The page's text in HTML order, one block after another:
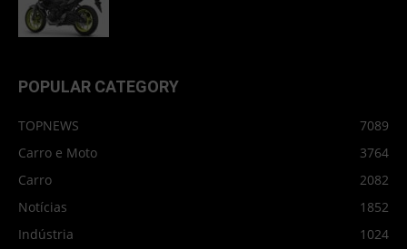
POPULAR CATEGORY
TOPNEWS
7089
Carro e Moto
3764
Carro
2082
Notícias
1852
Indústria
1024